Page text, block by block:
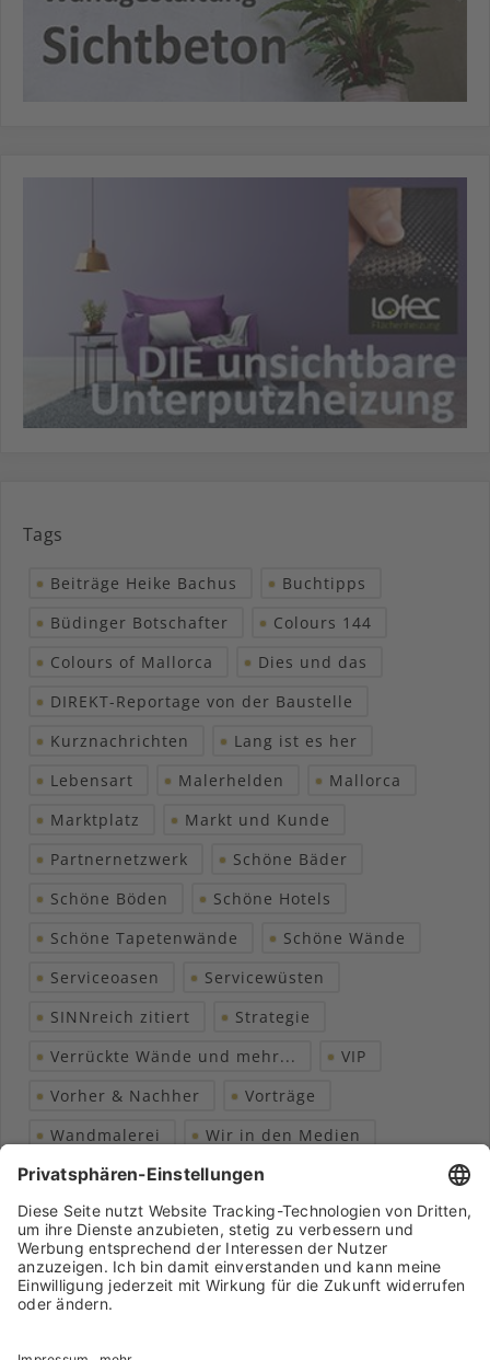
Tags
Beiträge Heike Bachus
Buchtipps
Büdinger Botschafter
Colours 144
Colours of Mallorca
Dies und das
DIREKT-Reportage von der Baustelle
Kurznachrichten
Lang ist es her
Lebensart
Malerhelden
Mallorca
Marktplatz
Markt und Kunde
Partnernetzwerk
Schöne Bäder
Schöne Böden
Schöne Hotels
Schöne Tapetenwände
Schöne Wände
Serviceoasen
Servicewüsten
SINNreich zitiert
Strategie
Verrückte Wände und mehr...
VIP
Vorher & Nachher
Vorträge
Wandmalerei
Wir in den Medien
Wohngesundheit
Markenpartner